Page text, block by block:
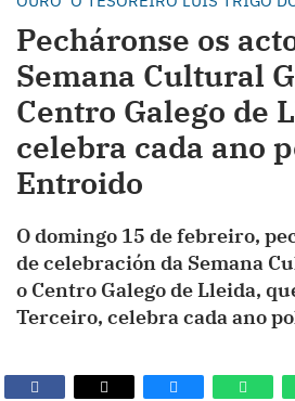
Pecháronse os
Semana Cultural
Centro Galego de
celebra cada ano
Entroido
O domingo 15 de febreiro,
de celebración da Semana
o Centro Galego de Lleida,
Terceiro, celebra cada ano